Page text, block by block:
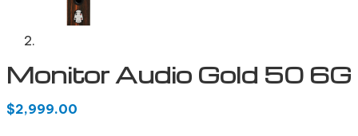
Monitor Audio Gold 50 6G
$2,999.00